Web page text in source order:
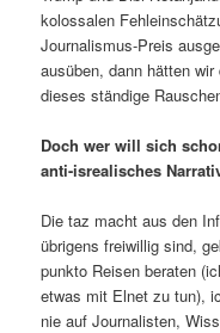
kolossalen
Journalismus-Preis
ausüben, dann hätten
dieses ständige
Doch wer will sich
anti-isrealisches
Die taz macht aus den
übrigens freiwillig sind,
punkto Reisen beraten
etwas mit Elnet zu tun),
nie auf Journalisten,